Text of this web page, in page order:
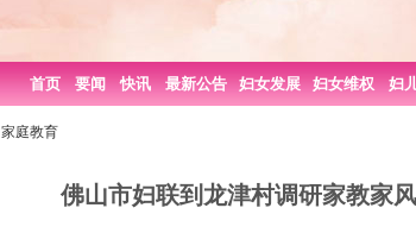
首页 要闻 快讯 最新公告 妇女发展 妇女维权 妇
家庭教育
佛山市妇联到龙津村调研家教家